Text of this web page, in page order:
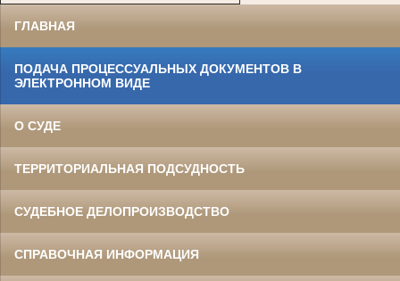
ГЛАВНАЯ
ПОДАЧА ПРОЦЕССУАЛЬНЫХ ДОКУМЕНТОВ В
ЭЛЕКТРОННОМ ВИДЕ
О СУДЕ
ТЕРРИТОРИАЛЬНАЯ ПОДСУДНОСТЬ
СУДЕБНОЕ ДЕЛОПРОИЗВОДСТВО
СПРАВОЧНАЯ ИНФОРМАЦИЯ